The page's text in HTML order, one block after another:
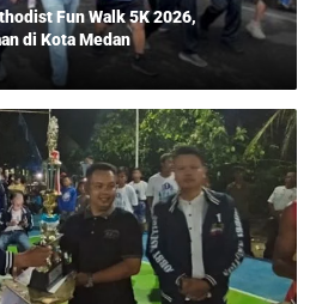
Fun Walk 5K 2026,
di Kota Medan